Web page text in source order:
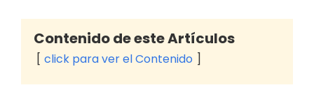
Contenido de este Artículos
click para ver el Contenido